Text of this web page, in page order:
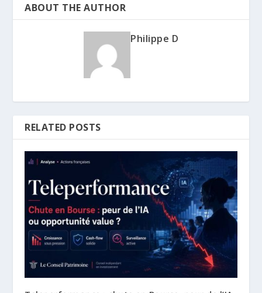
ABOUT THE AUTHOR
Philippe D
RELATED POSTS